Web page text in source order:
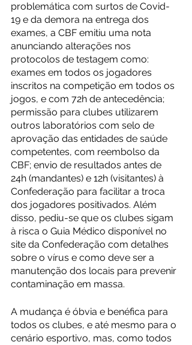
problemática com surtos de Covid-
19 e da demora na entrega dos
exames, a CBF emitiu uma nota
anunciando alterações nos
protocolos de testagem como:
exames em todos os jogadores
inscritos na competição em todos os
jogos, e com 72h de antecedência;
permissão para clubes utilizarem
outros laboratórios com selo de
aprovação das entidades de saúde
competentes, com reembolso da
CBF; envio de resultados antes de
24h (mandantes) e 12h (visitantes) à
Confederação para facilitar a troca
dos jogadores positivados. Além
disso, pediu-se que os clubes sigam
à risca o Guia Médico disponível no
site da Confederação com detalhes
sobre o vírus e como deve ser a
manutenção dos locais para prevenir
contaminação em massa.
A mudança é óbvia e benéfica para
todos os clubes, e até mesmo para o
cenário esportivo, mas, como todos